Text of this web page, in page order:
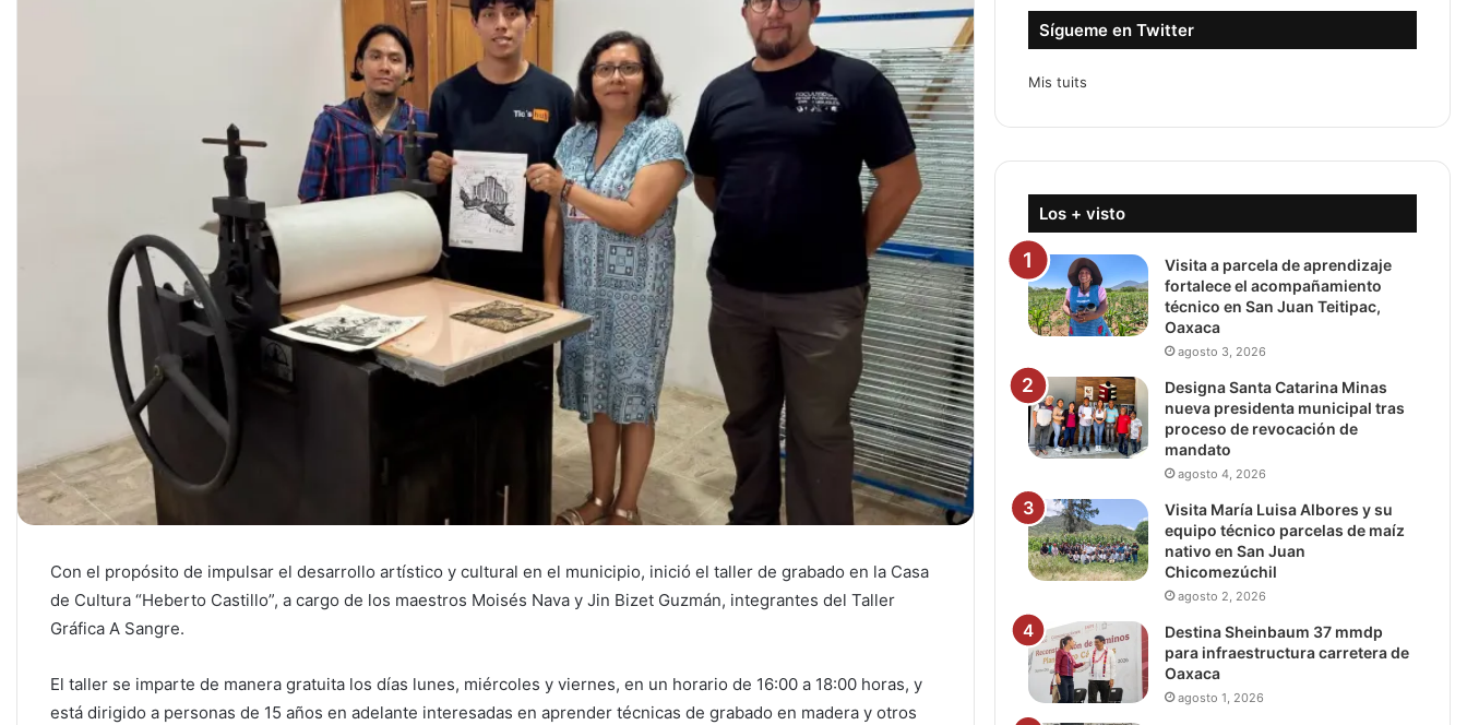
Con el propósito de impulsar el desarrollo artístico y cultural en el municipio, inició el taller de grabado en la Casa
de Cultura “Heberto Castillo”, a cargo de los maestros Moisés Nava y Jin Bizet Guzmán, integrantes del Taller
Gráfica A Sangre.
El taller se imparte de manera gratuita los días lunes, miércoles y viernes, en un horario de 16:00 a 18:00 horas, y
está dirigido a personas de 15 años en adelante interesadas en aprender técnicas de grabado en madera y otros
Sígueme en Twitter
Mis tuits
Los + visto
Visita a parcela de aprendizaje
fortalece el acompañamiento
técnico en San Juan Teitipac,
Oaxaca
agosto 3, 2026
Designa Santa Catarina Minas
nueva presidenta municipal tras
proceso de revocación de
mandato
agosto 4, 2026
Visita María Luisa Albores y su
equipo técnico parcelas de maíz
nativo en San Juan
Chicomezúchil
agosto 2, 2026
Destina Sheinbaum 37 mmdp
para infraestructura carretera de
Oaxaca
agosto 1, 2026